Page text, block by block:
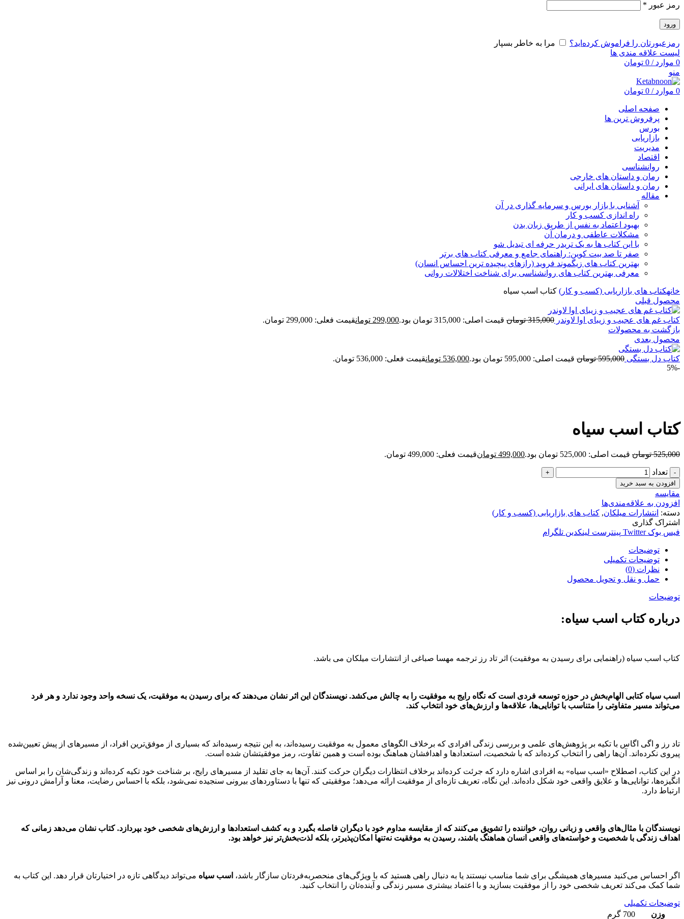
رمز عبور *
ورود
رمزعبورتان را فراموش کرده‌اید؟
مرا به خاطر بسپار
لیست علاقه مندی ها
0 موارد /
0 تومان
منو
0 موارد /
0 تومان
صفحه اصلی
پرفروش ترین ها
بورس
بازاریابی
مدیریت
اقتصاد
روانشناسی
رمان و داستان های خارجی
رمان و داستان های ایرانی
مقاله
آشنایی با بازار بورس و سرمایه گذاری در آن
راه اندازی کسب و کار
بهبود اعتماد به نفس از طریق زبان بدن
مشکلات عاطفی و درمان آن
با این کتاب ها به یک تریدر حرفه ای تبدیل شو
صفر تا صد بیت کوین: راهنمای جامع و معرفی کتاب های برتر
بهترین کتاب های زیگموند فروید (رازهای پیچیده ترین احساس انسان)
معرفی بهترین کتاب های روانشناسی برای شناخت اختلالات روانی
خانهکتاب های بازاریابی (کسب و کار) کتاب اسب سیاه
محصول قبلی
کتاب غم های عجیب و زیبای اوا لاوندر 315,000 تومان قیمت اصلی: 315,000 تومان بود. 299,000 تومانقیمت فعلی: 299,000 تومان.
بازگشت به محصولات
محصول بعدی
کتاب دل بستگی 595,000 تومان قیمت اصلی: 595,000 تومان بود. 536,000 تومانقیمت فعلی: 536,000 تومان.
-5%
کتاب اسب سیاه
525,000 تومان قیمت اصلی: 525,000 تومان بود. 499,000 تومانقیمت فعلی: 499,000 تومان.
تعداد
افزودن به سبد خرید
مقایسه
افزودن به علاقه‌مندی‌ها
دسته: انتشارات میلکان, کتاب های بازاریابی (کسب و کار)
اشتراک گذاری
فیس بوک Twitter پینترست لینکدین تلگرام
توضیحات
توضیحات تکمیلی
نظرات (0)
حمل و نقل و تحویل محصول
توضیحات
درباره کتاب اسب سیاه:
کتاب اسب سیاه (راهنمایی برای رسیدن به موفقیت) اثر تاد رز ترجمه مهسا صباغی از انتشارات میلکان می باشد.
اسب سیاه کتابی الهام‌بخش در حوزه توسعه فردی است که نگاه رایج به موفقیت را به چالش می‌کشد. نویسندگان این اثر نشان می‌دهند که برای رسیدن به موفقیت، یک نسخه واحد وجود ندارد و هر فرد
می‌تواند مسیر متفاوتی را متناسب با توانایی‌ها، علاقه‌ها و ارزش‌های خود انتخاب کند.
تاد رز و اگی اگاس با تکیه بر پژوهش‌های علمی و بررسی زندگی افرادی که برخلاف الگوهای معمول به موفقیت رسیده‌اند، به این نتیجه رسیده‌اند که بسیاری از موفق‌ترین افراد، از مسیرهای از پیش تعیین‌شده
پیروی نکرده‌اند. آن‌ها راهی را انتخاب کرده‌اند که با شخصیت، استعدادها و اهدافشان هماهنگ بوده است و همین تفاوت، رمز موفقیتشان شده است.
در این کتاب، اصطلاح «اسب سیاه» به افرادی اشاره دارد که جرئت کرده‌اند برخلاف انتظارات دیگران حرکت کنند. آن‌ها به جای تقلید از مسیرهای رایج، بر شناخت خود تکیه کرده‌اند و زندگی‌شان را بر اساس
انگیزه‌ها، توانایی‌ها و علایق واقعی خود شکل داده‌اند. این نگاه، تعریف تازه‌ای از موفقیت ارائه می‌دهد؛ موفقیتی که تنها با دستاوردهای بیرونی سنجیده نمی‌شود، بلکه با احساس رضایت، معنا و آرامش درونی نیز
ارتباط دارد.
نویسندگان با مثال‌های واقعی و زبانی روان، خواننده را تشویق می‌کنند که از مقایسه مداوم خود با دیگران فاصله بگیرد و به کشف استعدادها و ارزش‌های شخصی خود بپردازد. کتاب نشان می‌دهد زمانی که
اهداف زندگی با شخصیت و خواسته‌های واقعی انسان هماهنگ باشند، رسیدن به موفقیت نه‌تنها امکان‌پذیرتر، بلکه لذت‌بخش‌تر نیز خواهد بود.
اگر احساس می‌کنید مسیرهای همیشگی برای شما مناسب نیستند یا به دنبال راهی هستید که با ویژگی‌های منحصربه‌فردتان سازگار باشد، اسب سیاه می‌تواند دیدگاهی تازه در اختیارتان قرار دهد. این کتاب به
شما کمک می‌کند تعریف شخصی خود را از موفقیت بسازید و با اعتماد بیشتری مسیر زندگی و آینده‌تان را انتخاب کنید.
توضیحات تکمیلی
وزن
700 گرم